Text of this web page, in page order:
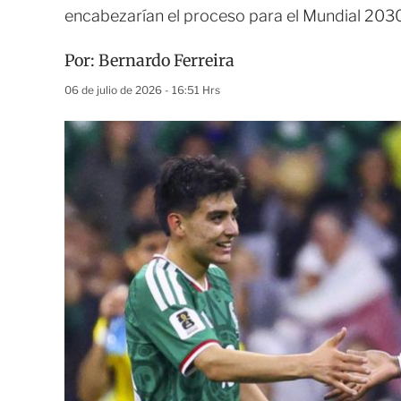
encabezarían el proceso para el Mundial
Por: Bernardo Ferreira
06 de julio de 2026 - 16:51 Hrs